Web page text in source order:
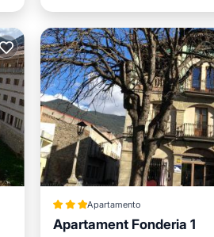
Apartamento
Apartament Fonderia 1